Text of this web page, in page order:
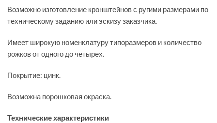
Возможно изготовление кронштейнов с ругими размерами по
техническому заданию или эскизу заказчика.
Имеет широкую номенклатуру типоразмеров и количество
рожков от одного до четырех.
Покрытие: цинк.
Возможна порошковая окраска.
Технические характеристики